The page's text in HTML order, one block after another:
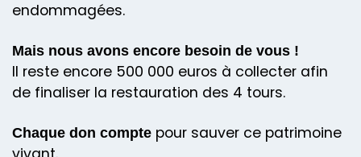
endommagées.
Mais nous avons encore besoin de vous !
Il reste encore 500 000 euros à collecter afin
de finaliser la restauration des 4 tours.
Chaque don compte pour sauver ce patrimoine